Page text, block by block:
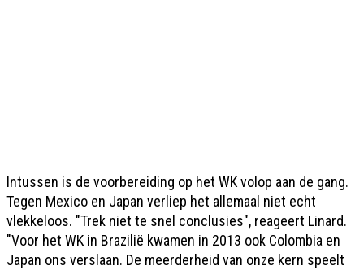
Intussen is de voorbereiding op het WK volop aan de gang.
Tegen Mexico en Japan verliep het allemaal niet echt
vlekkeloos. "Trek niet te snel conclusies", reageert Linard.
"Voor het WK in Brazilië kwamen in 2013 ook Colombia en
Japan ons verslaan. De meerderheid van onze kern speelt